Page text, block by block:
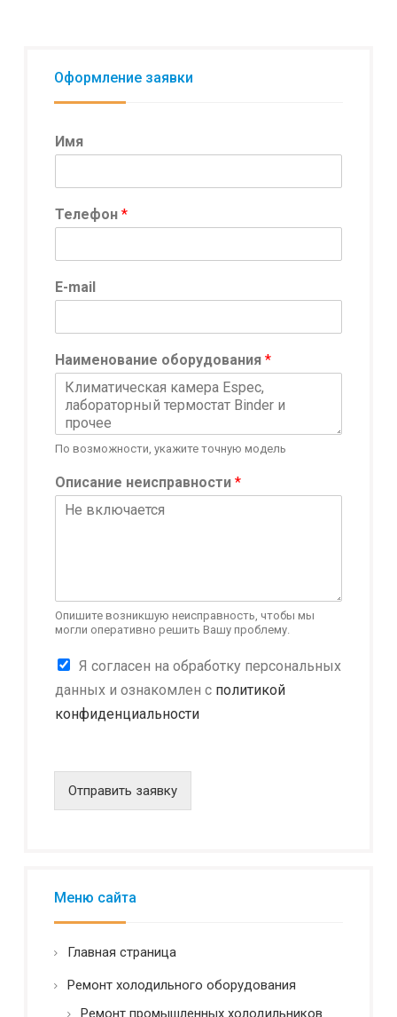
Оформление заявки
Имя
Телефон *
*
Т
л
ф
о
н
ф
и
а
л
ь
о
с
ь
E-mail
Наименование оборудования *
По возможности, укажите точную модель
Описание неисправности *
Опишите возникшую неисправность, чтобы мы
могли оперативно решить Вашу проблему.
К
н
ф
е
н
с
т
*
Я согласен на обработку персональных
данных и ознакомлен с политикой
конфиденциальности
Отправить заявку
Меню сайта
Главная страница
Ремонт холодильного оборудования
Ремонт промышленных холодильников